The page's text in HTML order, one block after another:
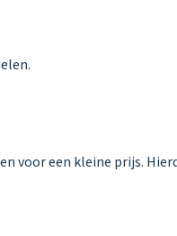
voor een kleine prijs.